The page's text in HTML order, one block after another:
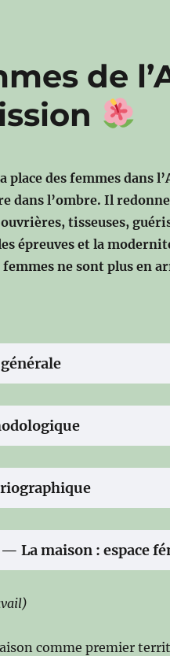
de
place des femmes dans
dans l’ombre. Il
tisseuses,
épreuves et la
ne sont plus en
La maison : espace
comme premier